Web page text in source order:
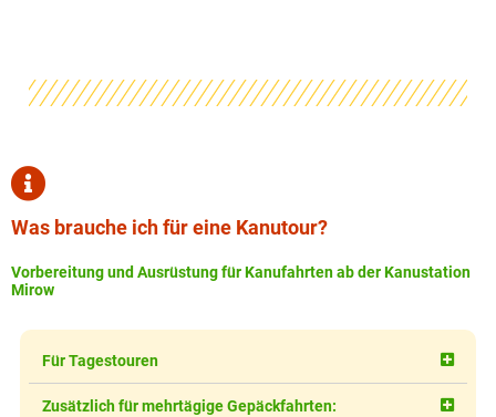
Was brauche ich für eine Kanutour?
Vorbereitung und Ausrüstung für Kanufahrten ab der Kanustation
Mirow
Für Tagestouren
Zusätzlich für mehrtägige Gepäckfahrten: